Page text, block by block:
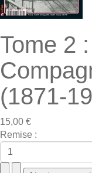
Tome 2
(1871-
15,00 €
Remise :